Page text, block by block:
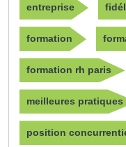
entreprise
formation
formation rh paris
meilleures pratiques
position